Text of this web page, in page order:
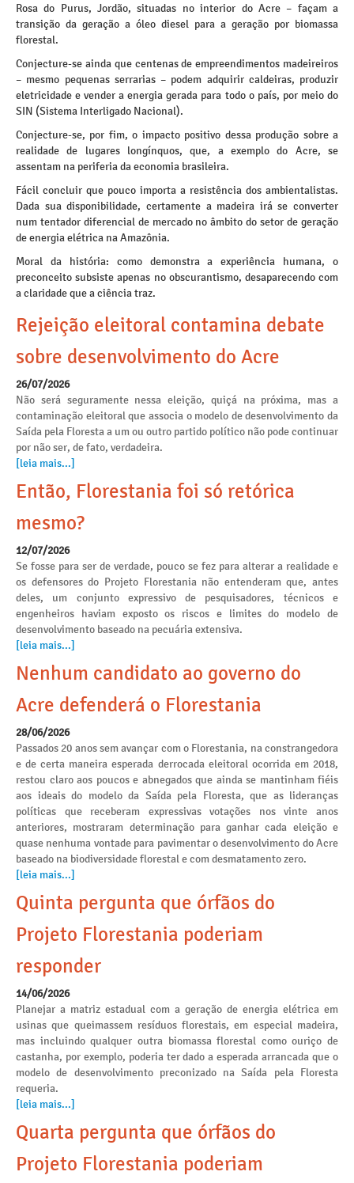
Rosa do Purus, Jordão, situadas no interior do Acre – façam a
transição da geração a óleo diesel para a geração por biomassa
florestal.
Conjecture-se ainda que centenas de empreendimentos madeireiros
– mesmo pequenas serrarias – podem adquirir caldeiras, produzir
eletricidade e vender a energia gerada para todo o país, por meio do
SIN (Sistema Interligado Nacional).
Conjecture-se, por fim, o impacto positivo dessa produção sobre a
realidade de lugares longínquos, que, a exemplo do Acre, se
assentam na periferia da economia brasileira.
Fácil concluir que pouco importa a resistência dos ambientalistas.
Dada sua disponibilidade, certamente a madeira irá se converter
num tentador diferencial de mercado no âmbito do setor de geração
de energia elétrica na Amazônia.
Moral da história: como demonstra a experiência humana, o
preconceito subsiste apenas no obscurantismo, desaparecendo com
a claridade que a ciência traz.
Rejeição eleitoral contamina debate
sobre desenvolvimento do Acre
26/07/2026
Não será seguramente nessa eleição, quiçá na próxima, mas a
contaminação eleitoral que associa o modelo de desenvolvimento da
Saída pela Floresta a um ou outro partido político não pode continuar
por não ser, de fato, verdadeira.
[leia mais...]
Então, Florestania foi só retórica
mesmo?
12/07/2026
Se fosse para ser de verdade, pouco se fez para alterar a realidade e
os defensores do Projeto Florestania não entenderam que, antes
deles, um conjunto expressivo de pesquisadores, técnicos e
engenheiros haviam exposto os riscos e limites do modelo de
desenvolvimento baseado na pecuária extensiva.
[leia mais...]
Nenhum candidato ao governo do
Acre defenderá o Florestania
28/06/2026
Passados 20 anos sem avançar com o Florestania, na constrangedora
e de certa maneira esperada derrocada eleitoral ocorrida em 2018,
restou claro aos poucos e abnegados que ainda se mantinham fiéis
aos ideais do modelo da Saída pela Floresta, que as lideranças
políticas que receberam expressivas votações nos vinte anos
anteriores, mostraram determinação para ganhar cada eleição e
quase nenhuma vontade para pavimentar o desenvolvimento do Acre
baseado na biodiversidade florestal e com desmatamento zero.
[leia mais...]
Quinta pergunta que órfãos do
Projeto Florestania poderiam
responder
14/06/2026
Planejar a matriz estadual com a geração de energia elétrica em
usinas que queimassem resíduos florestais, em especial madeira,
mas incluindo qualquer outra biomassa florestal como ouriço de
castanha, por exemplo, poderia ter dado a esperada arrancada que o
modelo de desenvolvimento preconizado na Saída pela Floresta
requeria.
[leia mais...]
Quarta pergunta que órfãos do
Projeto Florestania poderiam